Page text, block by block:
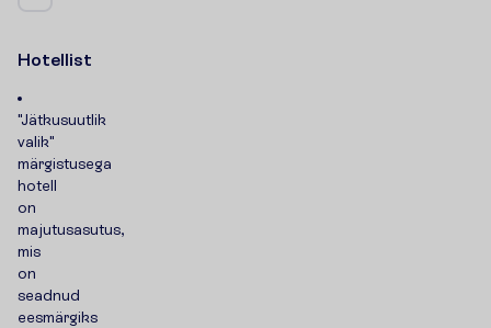
Hotellist
"Jätkusuutlik
valik"
märgistusega
hotell
on
majutusasutus,
mis
on
seadnud
eesmärgiks